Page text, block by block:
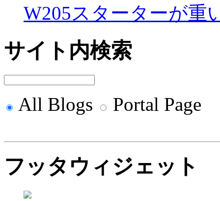
W205スターターが重
サイト内検索
All Blogs Portal Page
フッタウィジェット